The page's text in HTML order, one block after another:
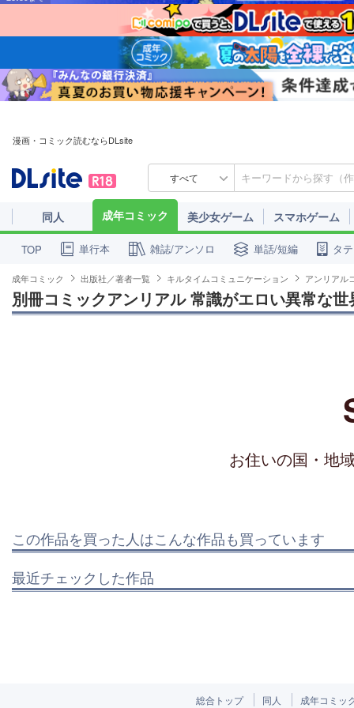
漫画・コミック読むならDLsite
すべて
同人 成年コミック 美少女ゲーム スマホゲーム
TOP 単行本 雑誌/アンソロ 単話/短編 タ
成年コミック 出版社／著者一覧 キルタイムコミュニケーション アンリアル
別冊コミックアンリアル 常識がエロい異常な
お住いの国・地
この作品を買った人はこんな作品も買っています
最近チェックした作品
総合トップ 同人 成年コミッ